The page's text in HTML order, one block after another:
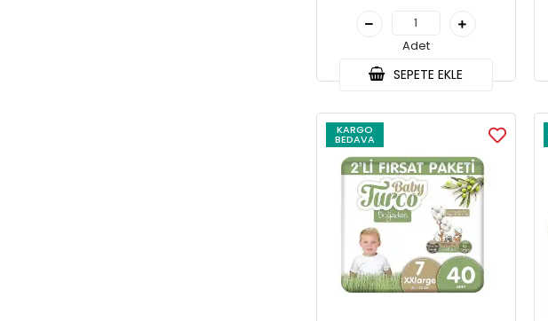
Adet
SEPETE EKLE
KARGO
BEDAVA